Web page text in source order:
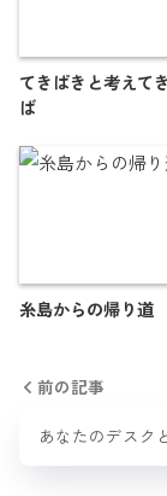
てきぱきと考えて
ば
糸島からの帰り道
前の記事
あなたのデスク